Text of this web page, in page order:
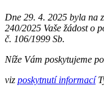
Dne 29. 4. 2025 byla na
240/2025 Vaše žádost o
č. 106/1999 Sb.
Níže Vám poskytujeme
viz poskytnutí informací